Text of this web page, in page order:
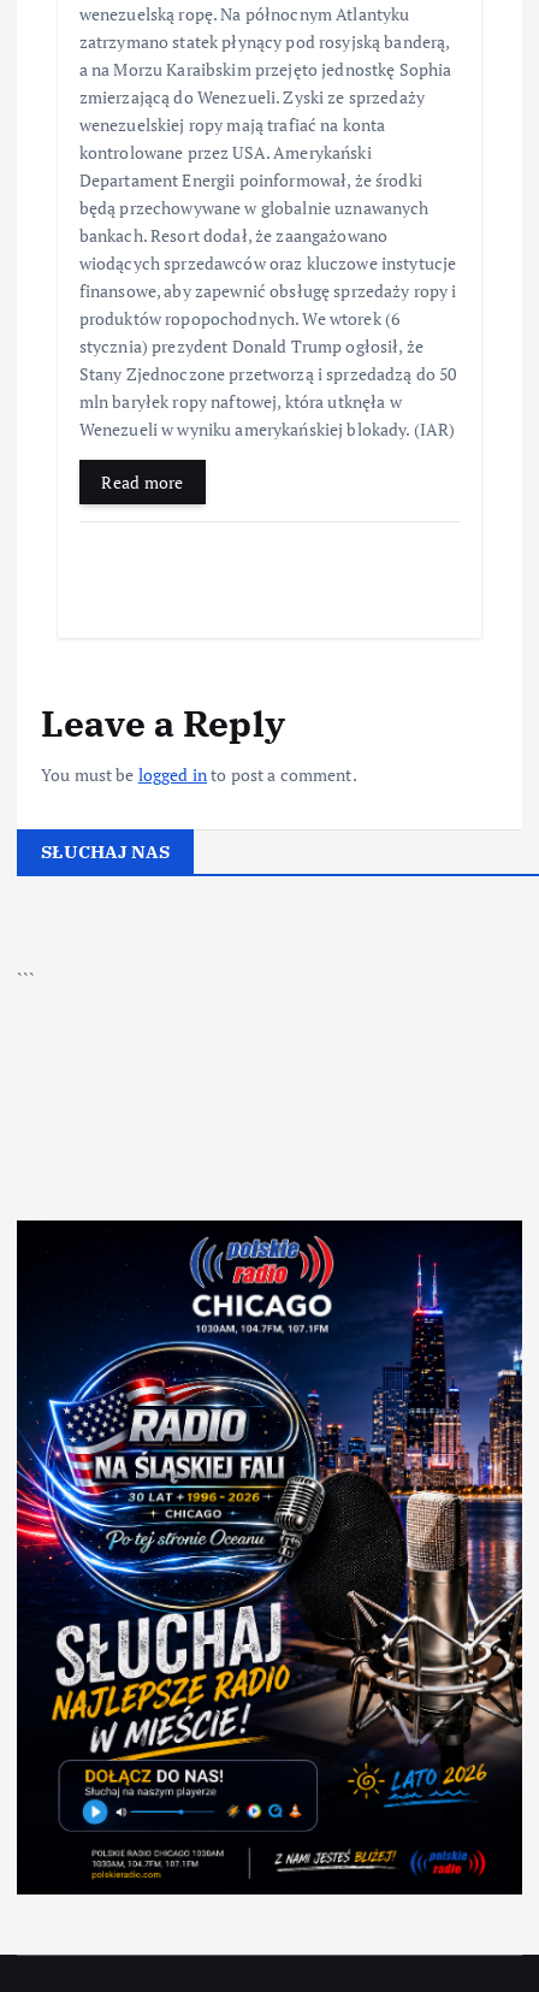
wenezuelską ropę. Na północnym Atlantyku
zatrzymano statek płynący pod rosyjską banderą,
a na Morzu Karaibskim przejęto jednostkę Sophia
zmierzającą do Wenezueli. Zyski ze sprzedaży
wenezuelskiej ropy mają trafiać na konta
kontrolowane przez USA. Amerykański
Departament Energii poinformował, że środki
będą przechowywane w globalnie uznawanych
bankach. Resort dodał, że zaangażowano
wiodących sprzedawców oraz kluczowe instytucje
finansowe, aby zapewnić obsługę sprzedaży ropy i
produktów ropopochodnych. We wtorek (6
stycznia) prezydent Donald Trump ogłosił, że
Stany Zjednoczone przetworzą i sprzedadzą do 50
mln baryłek ropy naftowej, która utknęła w
Wenezueli w wyniku amerykańskiej blokady. (IAR)
Read more
Leave a Reply
You must be logged into post a comment.
SŁUCHAJ NAS
```